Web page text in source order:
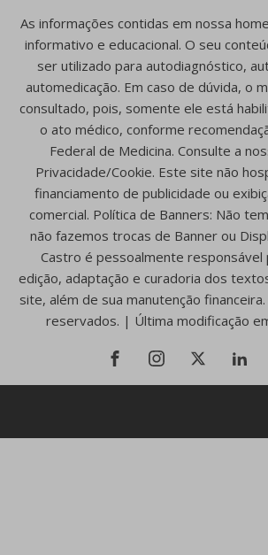
As informações contidas em nossa
informativo e educacional. O seu
ser utilizado para autodiagnóstico,
automedicação. Em caso de dúvida, o
consultado, pois, somente ele está
o ato médico, conforme
Federal de Medicina. Consulte a
Privacidade/Cookie. Este site não
financiamento de publicidade ou
comercial. Política de Banners: Não
não fazemos trocas de Banner ou
Castro é pessoalmente responsável
edição, adaptação e curadoria dos
site, além de sua manutenção
reservados. | Última modificação